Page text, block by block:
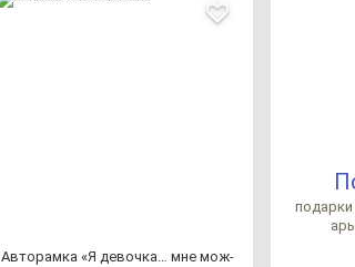
Авто­рам­ка «Я де­воч­ка… мне мож­